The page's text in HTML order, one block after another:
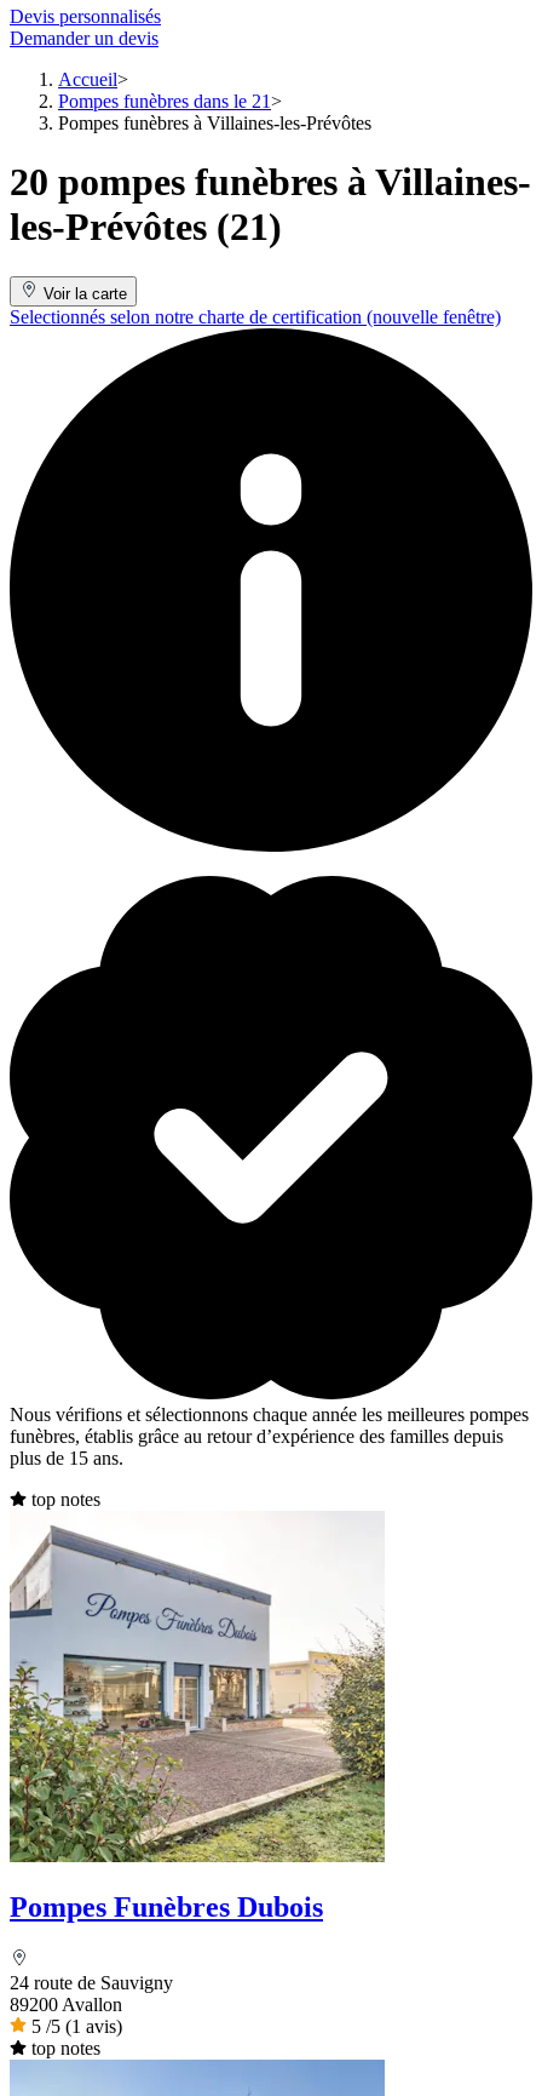
Devis personnalisés
Demander un devis
Accueil
Pompes funèbres dans le 21
Pompes funèbres à Villaines-les-Prévôtes
20 pompes funèbres à Villaines-
les-Prévôtes (21)
Voir la carte
Selectionnés selon notre charte de certification (nouvelle fenêtre)
Nous vérifions et sélectionnons chaque année les meilleures pompes
funèbres, établis grâce au retour d’expérience des familles depuis
plus de 15 ans.
top notes
Pompes Funèbres Dubois
24 route de Sauvigny
89200 Avallon
5 /5 (1 avis)
top notes